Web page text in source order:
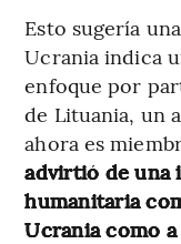
Esto sugería
Ucrania indica
enfoque por
de Lituania, un
ahora es
advirtió de una
humanitaria
Ucrania como